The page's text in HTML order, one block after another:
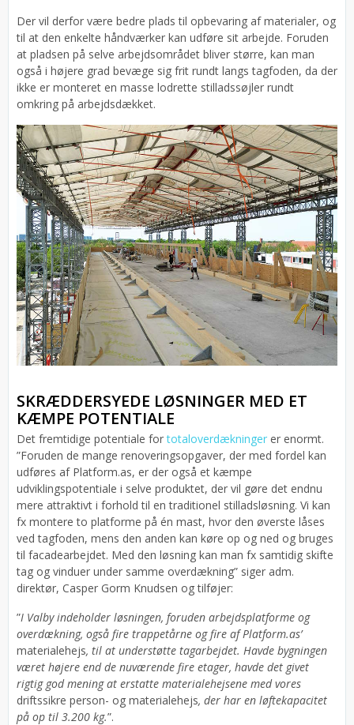
Der vil derfor være bedre plads til opbevaring af materialer, og
til at den enkelte håndværker kan udføre sit arbejde. Foruden
at pladsen på selve arbejdsområdet bliver større, kan man
også i højere grad bevæge sig frit rundt langs tagfoden, da der
ikke er monteret en masse lodrette stilladssøjler rundt
omkring på arbejdsdækket.
SKRÆDDERSYEDE LØSNINGER MED ET
KÆMPE POTENTIALE
Det fremtidige potentiale fortotaloverdækninger er enormt.
”Foruden de mange renoveringsopgaver, der med fordel kan
udføres af Platform.as, er der også et kæmpe
udviklingspotentiale i selve produktet, der vil gøre det endnu
mere attraktivt i forhold til en traditionel stilladsløsning. Vi kan
fx montere to platforme på én mast, hvor den øverste låses
ved tagfoden, mens den anden kan køre op og ned og bruges
til facadearbejdet. Med den løsning kan man fx samtidig skifte
tag og vinduer under samme overdækning” siger adm.
direktør, Casper Gorm Knudsen og tilføjer:
”I Valby indeholder løsningen, foruden arbejdsplatforme og
overdækning, også fire trappetårne og fire af Platform.as’
materialehejs, til at understøtte tagarbejdet. Havde bygningen
været højere end de nuværende fire etager, havde det givet
rigtig god mening at erstatte materialehejsene med vores
driftssikre person- og materialehejs, der har en løftekapacitet
på op til 3.200 kg.”.